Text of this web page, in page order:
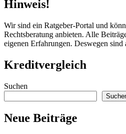
Beiträge
Hinweis!
Wir sind ein Ratgeber-Portal und
Rechtsberatung anbieten. Alle
eigenen Erfahrungen. Deswegen
Kreditvergleich
Suchen
Neue Beiträge